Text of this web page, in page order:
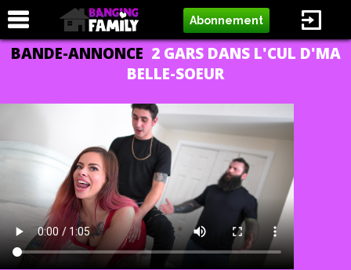
Abonnement
BANDE-ANNONCE 2 GARS DANS L'CUL D'MA
BELLE-SOEUR